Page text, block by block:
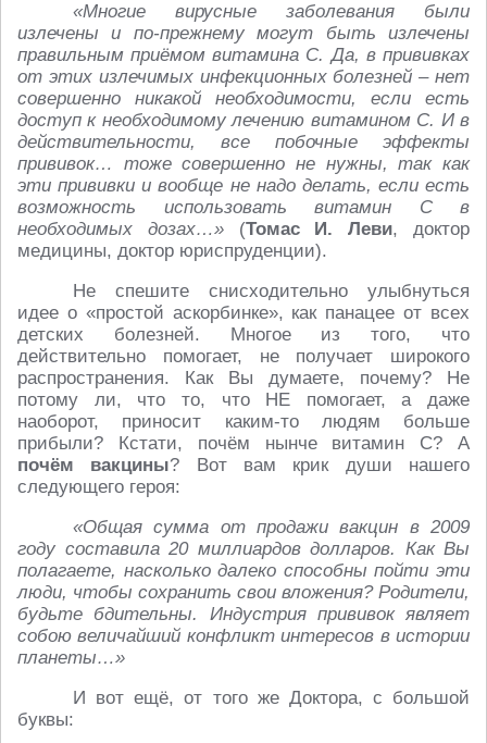
«Многие вирусные заболевания были
излечены и по-прежнему могут быть излечены
правильным приёмом витамина С. Да, в прививках
от этих излечимых инфекционных болезней – нет
совершенно никакой необходимости, если есть
доступ к необходимому лечению витамином С. И в
действительности, все побочные эффекты
прививок… тоже совершенно не нужны, так как
эти прививки и вообще не надо делать, если есть
возможность использовать витамин С в
необходимых дозах…»(Томас И. Леви, доктор
медицины, доктор юриспруденции).
Не спешите снисходительно улыбнуться
идее о «простой аскорбинке», как панацее от всех
детских болезней. Многое из того, что
действительно помогает, не получает широкого
распространения. Как Вы думаете, почему? Не
потому ли, что то, что НЕ помогает, а даже
наоборот, приносит каким-то людям больше
прибыли? Кстати, почём нынче витамин С? А
почём вакцины? Вот вам крик души нашего
следующего героя:
«Общая сумма от продажи вакцин в 2009
году составила 20 миллиардов долларов. Как Вы
полагаете, насколько далеко способны пойти эти
люди, чтобы сохранить свои вложения? Родители,
будьте бдительны. Индустрия прививок являет
собою величайший конфликт интересов в истории
планеты…»
И вот ещё, от того же Доктора, с большой
буквы: